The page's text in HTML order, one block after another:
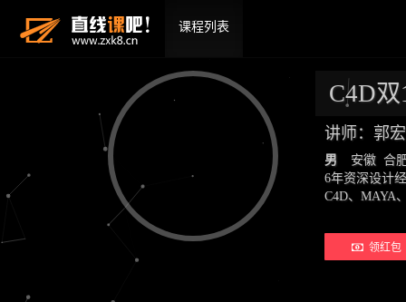
课程列表
C4D
讲师：郭
男
安徽 合
6年资深设计
C4D、
领红包